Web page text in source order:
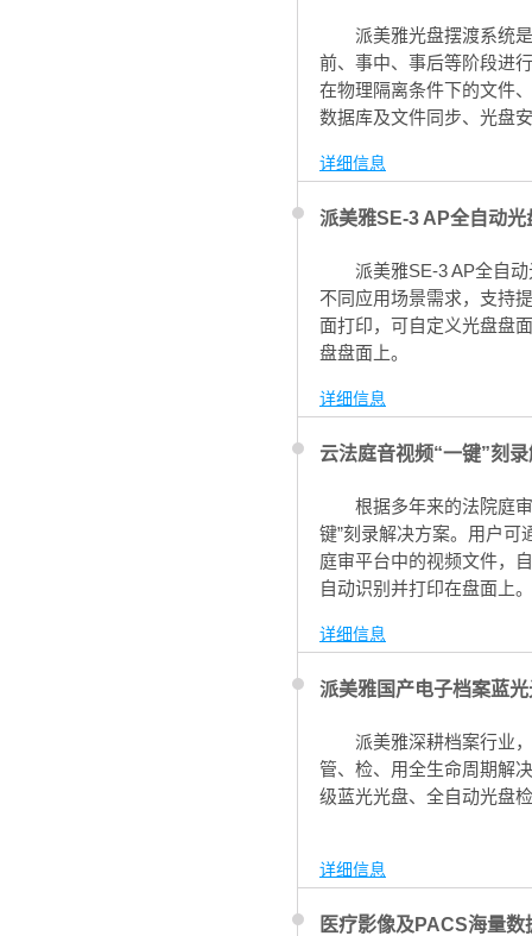
派美雅光盘摆渡系统
前、事中、事后等阶段进
在物理隔离条件下的文件
数据库及文件同步、光盘
详细信息
派美雅SE-3 AP全自动
派美雅SE-3 AP全自
不同应用场景需求，支持
面打印，可自定义光盘盘
盘盘面上。
详细信息
云法庭音视频“一键”刻
根据多年来的法院庭
键”刻录解决方案。用户可
庭审平台中的视频文件，
自动识别并打印在盘面上
详细信息
派美雅国产电子档案蓝
派美雅深耕档案行业
管、检、用全生命周期解
级蓝光光盘、全自动光盘
详细信息
医疗影像及PACS海量